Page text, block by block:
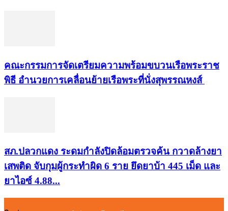
คณะกรรมการจัดเตรียมความพร้อมขบวนเรือพระราช
พิธี อำนวยการเคลื่อนย้ายเรือพระที่นั่งสุพรรณหงส์
สภ.ปลวกแดง ระดมกำลังปิดล้อมตรวจค้น กวาดล้างยา
เสพติด จับกุมผู้กระทำผิด 6 ราย ยึดยาบ้า 445 เม็ด และ
ยาไอซ์ 4.88...